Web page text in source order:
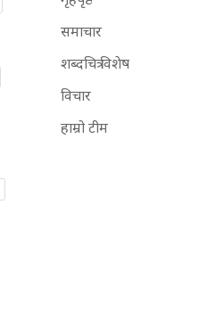
समाचार
शब्दचित्र विशेष
विचार
हाम्रो टीम